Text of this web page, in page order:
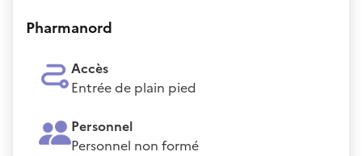
Pharmanord
Accès
Entrée de plain pied
Personnel
Personnel non formé